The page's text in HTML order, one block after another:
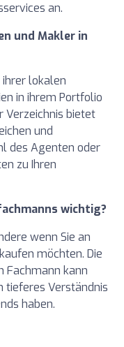
an.
und Makler in
ihrer lokalen
in ihrem Portfolio
Verzeichnis bietet
und
des Agenten oder
zu Ihren
wichtig?
wenn Sie an
möchten. Die
Fachmann kann
tieferes Verständnis
haben.